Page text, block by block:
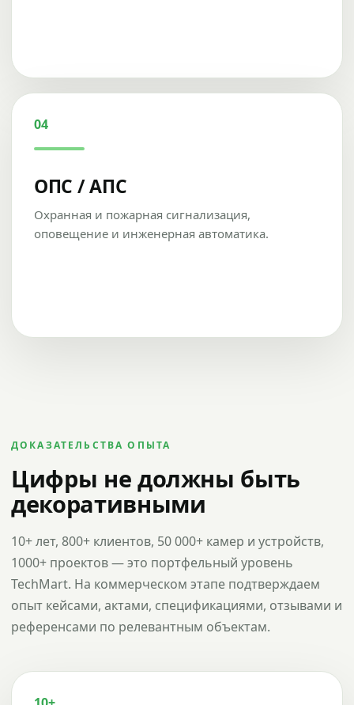
04
ОПС / АПС
Охранная и пожарная сигнализация,
оповещение и инженерная автоматика.
ДОКАЗАТЕЛЬСТВА ОПЫТА
Цифры не должны быть
декоративными
10+ лет, 800+ клиентов, 50 000+ камер и устройств,
1000+ проектов — это портфельный уровень
TechMart. На коммерческом этапе подтверждаем
опыт кейсами, актами, спецификациями, отзывами и
референсами по релевантным объектам.